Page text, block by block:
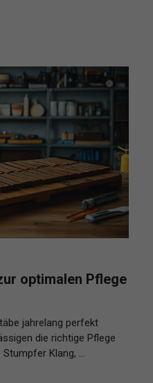
optimalen Pflege
jahrelang perfekt
die richtige Pflege
Stumpfer Klang, …